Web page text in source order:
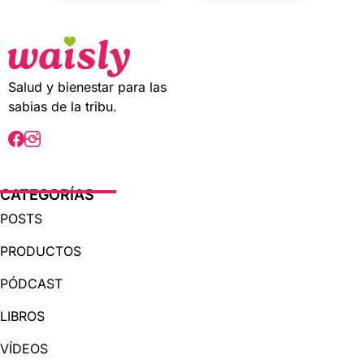
o
f
5
Salud y bienestar para las
sabias de la tribu.
CATEGORÍAS
POSTS
PRODUCTOS
PÓDCAST
LIBROS
VÍDEOS